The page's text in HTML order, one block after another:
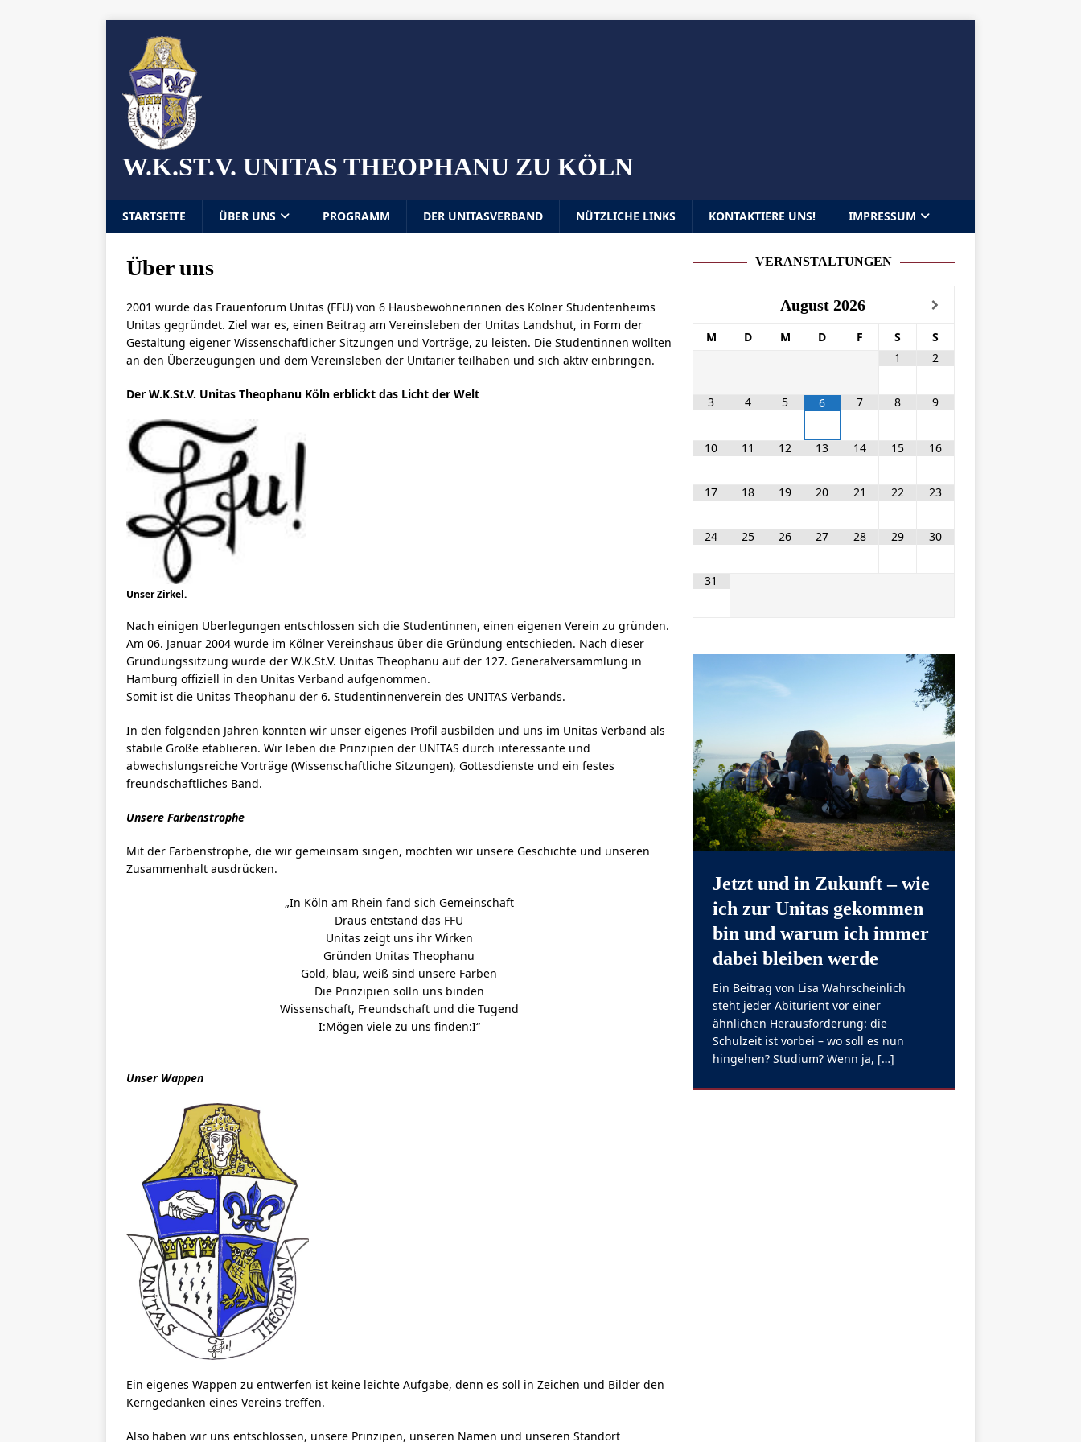
W.K.ST.V. UNITAS THEOPHANU ZU KÖLN
STARTSEITE ÜBER UNS PROGRAMM DER UNITASVERBAND NÜTZLICHE LINKS KONTAKTIERE UNS! IMPRESSUM
Über uns
2001 wurde das Frauenforum Unitas (FFU) von 6 Hausbewohnerinnen des Kölner Studentenheims
Unitas gegründet. Ziel war es, einen Beitrag am Vereinsleben der Unitas Landshut, in Form der
Gestaltung eigener Wissenschaftlicher Sitzungen und Vorträge, zu leisten. Die Studentinnen wollten
an den Überzeugungen und dem Vereinsleben der Unitarier teilhaben und sich aktiv einbringen.
Der W.K.St.V. Unitas Theophanu Köln erblickt das Licht der Welt
Unser Zirkel.
Nach einigen Überlegungen entschlossen sich die Studentinnen, einen eigenen Verein zu gründen.
Am 06. Januar 2004 wurde im Kölner Vereinshaus über die Gründung entschieden. Nach dieser
Gründungssitzung wurde der W.K.St.V. Unitas Theophanu auf der 127. Generalversammlung in
Hamburg offiziell in den Unitas Verband aufgenommen.
Somit ist die Unitas Theophanu der 6. Studentinnenverein des UNITAS Verbands.
In den folgenden Jahren konnten wir unser eigenes Profil ausbilden und uns im Unitas Verband als
stabile Größe etablieren. Wir leben die Prinzipien der UNITAS durch interessante und
abwechslungsreiche Vorträge (Wissenschaftliche Sitzungen), Gottesdienste und ein festes
freundschaftliches Band.
Unsere Farbenstrophe
Mit der Farbenstrophe, die wir gemeinsam singen, möchten wir unsere Geschichte und unseren
Zusammenhalt ausdrücken.
„In Köln am Rhein fand sich Gemeinschaft
Draus entstand das FFU
Unitas zeigt uns ihr Wirken
Gründen Unitas Theophanu
Gold, blau, weiß sind unsere Farben
Die Prinzipien solln uns binden
Wissenschaft, Freundschaft und die Tugend
I:Mögen viele zu uns finden:I“
Unser Wappen
Ein eigenes Wappen zu entwerfen ist keine leichte Aufgabe, denn es soll in Zeichen und Bilder den
Kerngedanken eines Vereins treffen.
Also haben wir uns entschlossen, unsere Prinzipen, unseren Namen und unseren Standort
VERANSTALTUNGEN
August 2026
M D M D F S
S
1
2
3 4 5 6 7 8 9
10 11 12 13 14 15 16
17 18 19 20 21 22 23
24 25 26 27 28 29 30
31
Jetzt und in Zukunft – wie
ich zur Unitas gekommen
bin und warum ich immer
dabei bleiben werde
Ein Beitrag von Lisa Wahrscheinlich
steht jeder Abiturient vor einer
ähnlichen Herausforderung: die
Schulzeit ist vorbei – wo soll es nun
hingehen? Studium? Wenn ja, […]